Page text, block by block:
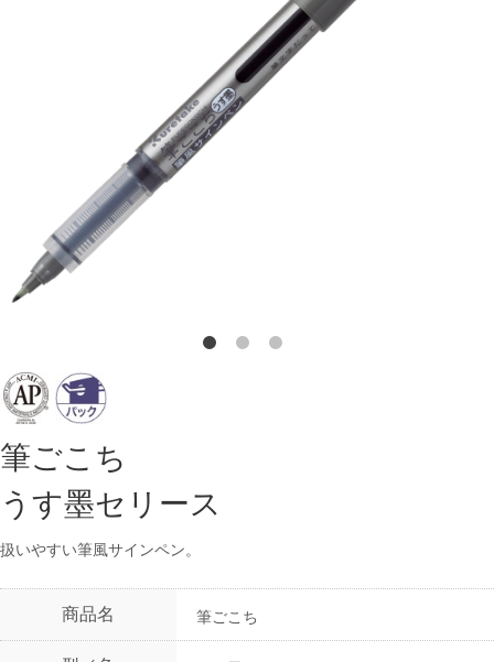
筆ごこち
うす墨セリース
扱いやすい筆風サインペン。
商品名 筆ごこち